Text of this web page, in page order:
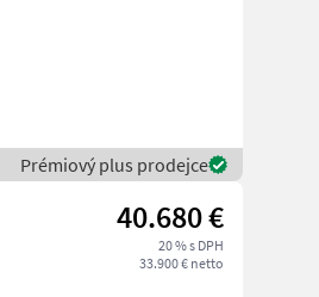
Prémiový plus prodejce
40.680 €
20 % s DPH
33.900 € netto